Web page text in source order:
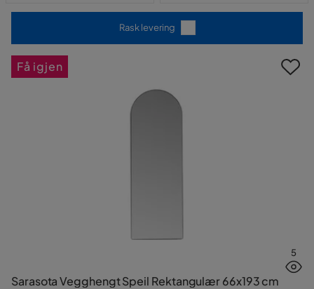
Rask levering
5
Sarasota Vegghengt Speil Rektangulær 66x193 cm
Få igjen